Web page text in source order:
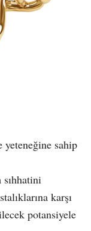
sahip
karşı
potansiyele